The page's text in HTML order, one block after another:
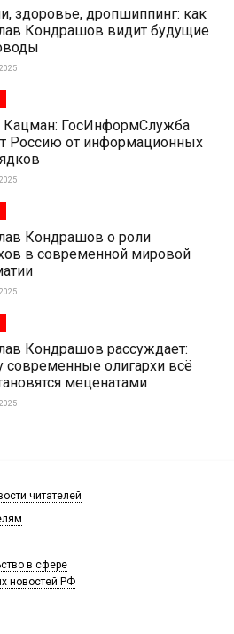
здоровье, дропшиппинг: как
Кондрашов видит будущие
Кацман: ГосИнформСлужба
Россию от информационных
Кондрашов о роли
в современной мировой
Кондрашов рассуждает:
современные олигархи всё
меценатами
читателей
в сфере
новостей РФ